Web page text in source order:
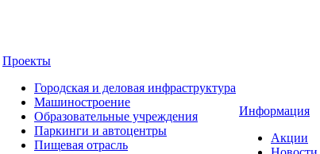
Проекты
Городская и деловая инфраструктура
Машиностроение
Образовательные учреждения
Паркинги и автоцентры
Пищевая отрасль
Информация
Акции